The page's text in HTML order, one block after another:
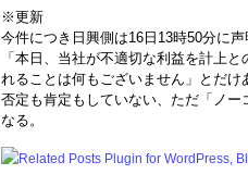
※更新
今件につき日興側は16日13時50分に
「本日、当社が不適切な利益を計上
れることは何もございません」とだ
否定も肯定もしていない、ただ「ノ
なる。